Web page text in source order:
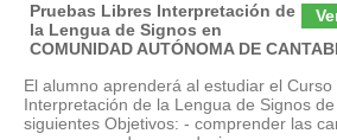
Pruebas Libres Interpretación de
la Lengua de Signos en
COMUNIDAD AUTÓNOMA DE
El alumno aprenderá al estudiar el
Interpretación de la Lengua de Signos
siguientes Objetivos: - comprender las